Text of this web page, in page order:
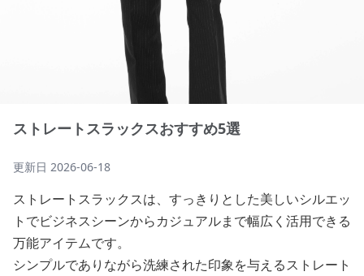
ストレートスラックスおすすめ5選
更新日 2026-06-18
ストレートスラックスは、すっきりとした美しいシルエッ
トでビジネスシーンからカジュアルまで幅広く活用できる
万能アイテムです。
シンプルでありながら洗練された印象を与えるストレート